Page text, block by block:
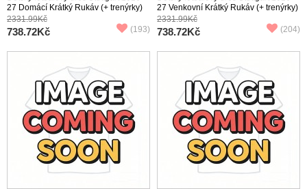
27 Domácí Krátký Rukáv (+ trenýrky)
2331.99Kč
738.72Kč (193)
27 Venkovní Krátký Rukáv (+ trenýrky)
2331.99Kč
738.72Kč (204)